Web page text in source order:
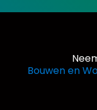
Bouwen en